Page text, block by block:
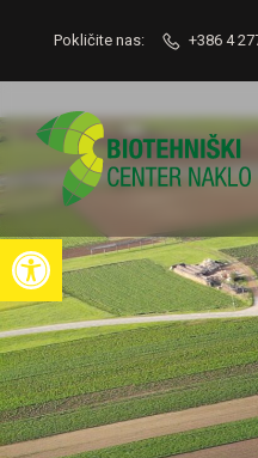
Open toolbar
Pokličite nas: +386 4